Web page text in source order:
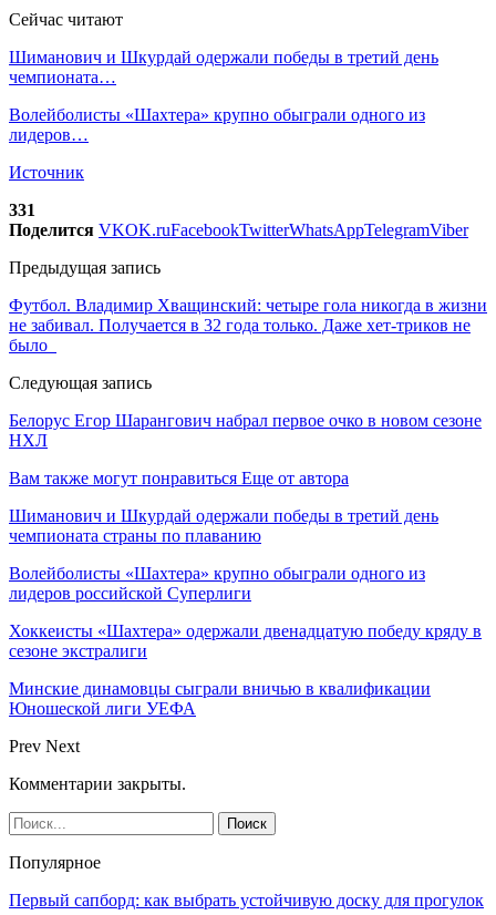
Сейчас читают
Шиманович и Шкурдай одержали победы в третий день
чемпионата…
Волейболисты «Шахтера» крупно обыграли одного из
лидеров…
Источник
331
Поделится VKOK.ruFacebookTwitterWhatsAppTelegramViber
Предыдущая запись
Футбол. Владимир Хващинский: четыре гола никогда в жизни
не забивал. Получается в 32 года только. Даже хет-триков не
было
Следующая запись
Белорус Егор Шарангович набрал первое очко в новом сезоне
НХЛ
Вам также могут понравиться Еще от автора
Шиманович и Шкурдай одержали победы в третий день
чемпионата страны по плаванию
Волейболисты «Шахтера» крупно обыграли одного из
лидеров российской Суперлиги
Хоккеисты «Шахтера» одержали двенадцатую победу кряду в
сезоне экстралиги
Минские динамовцы сыграли вничью в квалификации
Юношеской лиги УЕФА
Prev Next
Комментарии закрыты.
Популярное
Первый сапборд: как выбрать устойчивую доску для прогулок